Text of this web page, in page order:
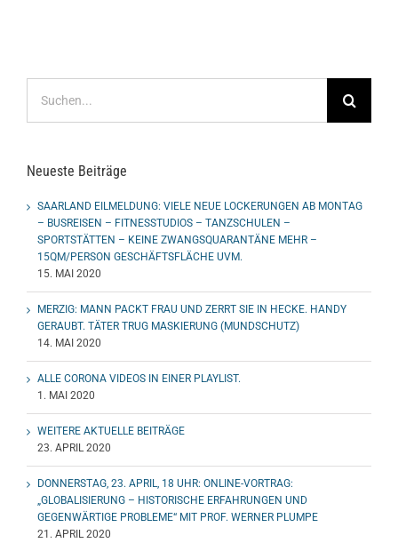
nach:
Neueste Beiträge
SAARLAND EILMELDUNG: VIELE NEUE LOCKERUNGEN AB MONTAG
– BUSREISEN – FITNESSTUDIOS – TANZSCHULEN –
SPORTSTÄTTEN – KEINE ZWANGSQUARANTÄNE MEHR –
15QM/PERSON GESCHÄFTSFLÄCHE UVM.
15. MAI 2020
MERZIG: MANN PACKT FRAU UND ZERRT SIE IN HECKE. HANDY
GERAUBT. TÄTER TRUG MASKIERUNG (MUNDSCHUTZ)
14. MAI 2020
ALLE CORONA VIDEOS IN EINER PLAYLIST.
1. MAI 2020
WEITERE AKTUELLE BEITRÄGE
23. APRIL 2020
DONNERSTAG, 23. APRIL, 18 UHR: ONLINE-VORTRAG:
„GLOBALISIERUNG – HISTORISCHE ERFAHRUNGEN UND
GEGENWÄRTIGE PROBLEME“ MIT PROF. WERNER PLUMPE
21. APRIL 2020